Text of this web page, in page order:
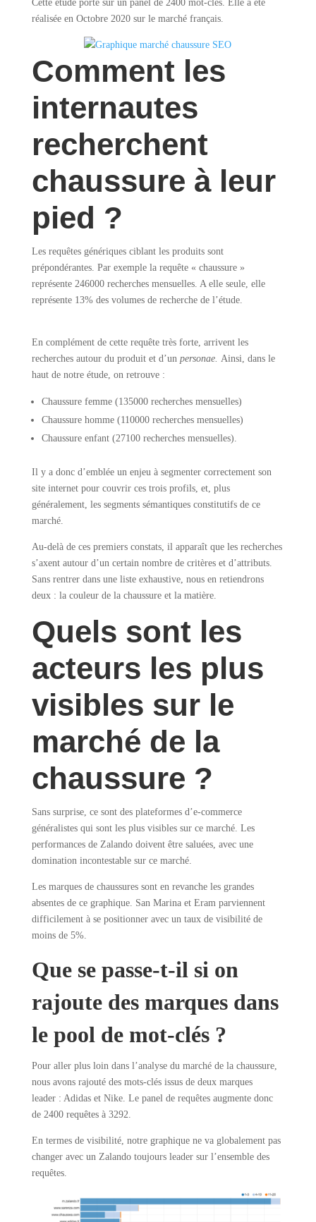
Cette étude porte sur un panel de 2400 mot-clés. Elle a été
réalisée en Octobre 2020 sur le marché français.
Comment les
internautes
recherchent
chaussure à leur
pied ?
Les requêtes génériques ciblant les produits sont
prépondérantes. Par exemple la requête « chaussure »
représente 246000 recherches mensuelles. A elle seule, elle
représente 13% des volumes de recherche de l’étude.
En complément de cette requête très forte, arrivent les
recherches autour du produit et d’un personae. Ainsi, dans le
haut de notre étude, on retrouve :
Chaussure femme (135000 recherches mensuelles)
Chaussure homme (110000 recherches mensuelles)
Chaussure enfant (27100 recherches mensuelles).
Il y a donc d’emblée un enjeu à segmenter correctement son
site internet pour couvrir ces trois profils, et, plus
généralement, les segments sémantiques constitutifs de ce
marché.
Au-delà de ces premiers constats, il apparaît que les recherches
s’axent autour d’un certain nombre de critères et d’attributs.
Sans rentrer dans une liste exhaustive, nous en retiendrons
deux : la couleur de la chaussure et la matière.
Quels sont les
acteurs les plus
visibles sur le
marché de la
chaussure ?
Sans surprise, ce sont des plateformes d’e-commerce
généralistes qui sont les plus visibles sur ce marché. Les
performances de Zalando doivent être saluées, avec une
domination incontestable sur ce marché.
Les marques de chaussures sont en revanche les grandes
absentes de ce graphique. San Marina et Eram parviennent
difficilement à se positionner avec un taux de visibilité de
moins de 5%.
Que se passe-t-il si on
rajoute des marques dans
le pool de mot-clés ?
Pour aller plus loin dans l’analyse du marché de la chaussure,
nous avons rajouté des mots-clés issus de deux marques
leader : Adidas et Nike. Le panel de requêtes augmente donc
de 2400 requêtes à 3292.
En termes de visibilité, notre graphique ne va globalement pas
changer avec un Zalando toujours leader sur l’ensemble des
requêtes.